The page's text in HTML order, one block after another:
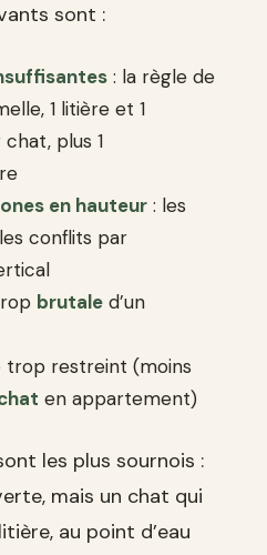
sont :
: la règle de
1 litière et 1
plus 1
en hauteur : les
conflits par
brutale d’un
trop restreint (moins
en appartement)
les plus sournois :
mais un chat qui
au point d’eau